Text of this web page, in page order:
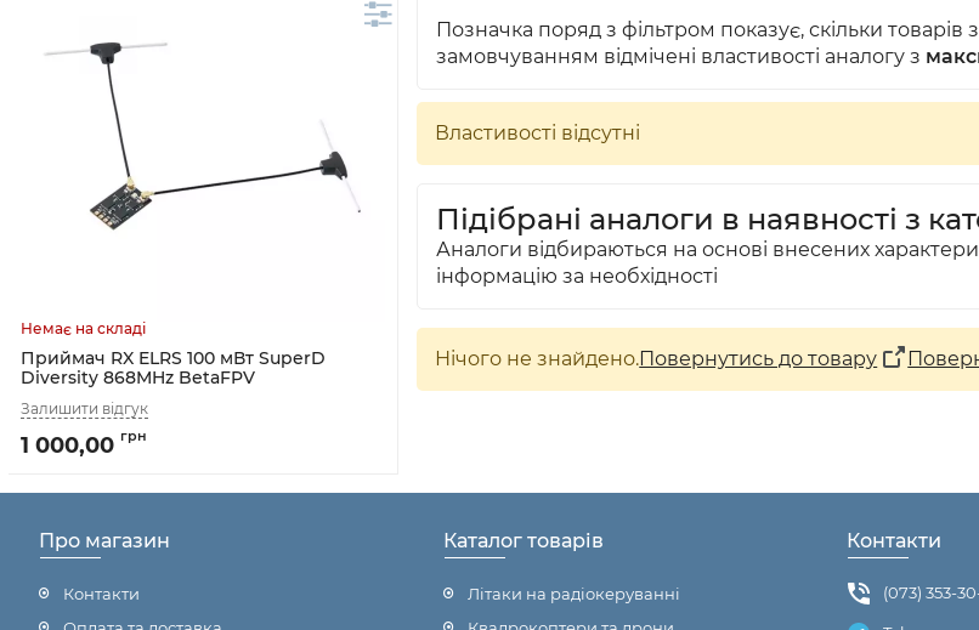
Приймач RX ELRS 100 мВт SuperD
Diversity 868MHz BetaFPV
1 000,00
Позначка поряд з фільтром показує, скільки товарів
замовчуванням відмічені властивості аналогу з
Властивості відсутні
Підібрані аналоги в наявності з
Аналоги відбираються на основі внесених
інформацію за необхідності
Нічого не знайдено.Повернутись до товару
Про магазин
Контакти
Каталог товарів
Літаки на радіокеруванні
Контакти
(073) 353-